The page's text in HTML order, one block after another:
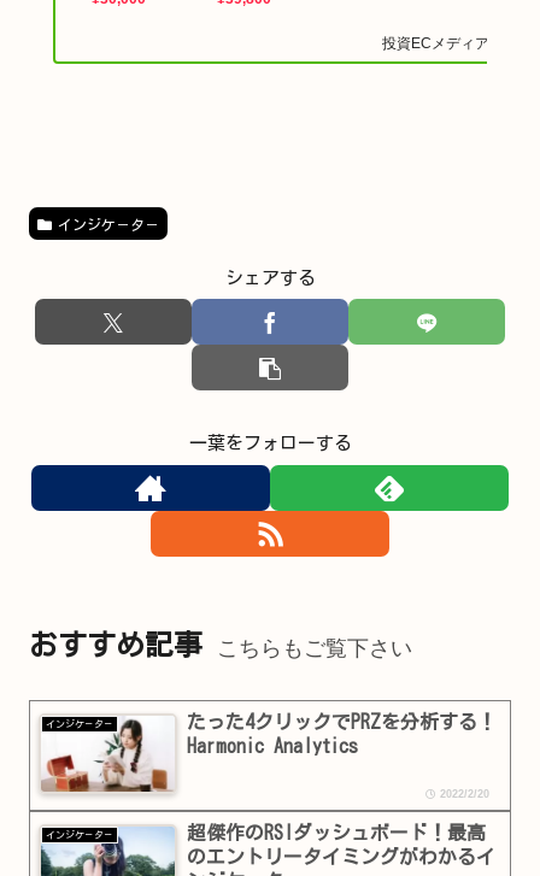
インジケ－タ－
シェアする
一葉をフォローする
おすすめ記事 こちらもご覧下さい
インジケ－タ－
たった4クリックでPRZを分析する！
Harmonic Analytics
2022/2/20
インジケ－タ－
超傑作のRSIダッシュボード！最高
のエントリータイミングがわかるイ